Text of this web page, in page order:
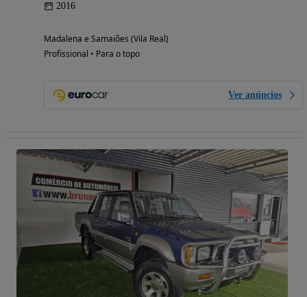
2016
Madalena e Samaiões (Vila Real)
Profissional • Para o topo
Ver anúncios